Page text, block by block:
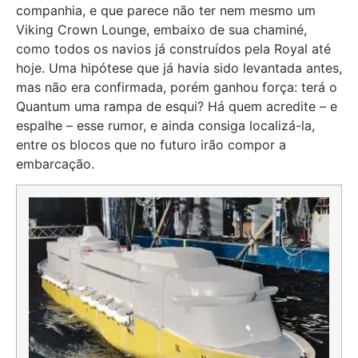
companhia, e que parece não ter nem mesmo um
Viking Crown Lounge, embaixo de sua chaminé,
como todos os navios já construídos pela Royal até
hoje. Uma hipótese que já havia sido levantada antes,
mas não era confirmada, porém ganhou força: terá o
Quantum uma rampa de esqui? Há quem acredite – e
espalhe – esse rumor, e ainda consiga localizá-la,
entre os blocos que no futuro irão compor a
embarcação.